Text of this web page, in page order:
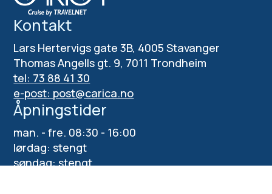
Kontakt
Lars Hertervigs gate 3B, 4005 Stavanger
Thomas Angells gt. 9, 7011 Trondheim
tel: 73 88 41 30
e-post: post@carica.no
Åpningstider
man. - fre. 08:30 - 16:00
lørdag: stengt
søndag: stengt